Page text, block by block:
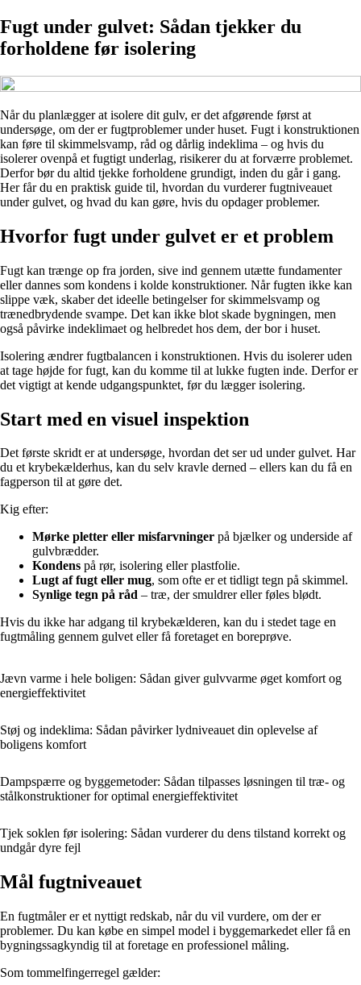
Fugt under gulvet: Sådan tjekker du
forholdene før isolering
Når du planlægger at isolere dit gulv, er det afgørende først at
undersøge, om der er fugtproblemer under huset. Fugt i konstruktionen
kan føre til skimmelsvamp, råd og dårlig indeklima – og hvis du
isolerer ovenpå et fugtigt underlag, risikerer du at forværre problemet.
Derfor bør du altid tjekke forholdene grundigt, inden du går i gang.
Her får du en praktisk guide til, hvordan du vurderer fugtniveauet
under gulvet, og hvad du kan gøre, hvis du opdager problemer.
Hvorfor fugt under gulvet er et problem
Fugt kan trænge op fra jorden, sive ind gennem utætte fundamenter
eller dannes som kondens i kolde konstruktioner. Når fugten ikke kan
slippe væk, skaber det ideelle betingelser for skimmelsvamp og
trænedbrydende svampe. Det kan ikke blot skade bygningen, men
også påvirke indeklimaet og helbredet hos dem, der bor i huset.
Isolering ændrer fugtbalancen i konstruktionen. Hvis du isolerer uden
at tage højde for fugt, kan du komme til at lukke fugten inde. Derfor er
det vigtigt at kende udgangspunktet, før du lægger isolering.
Start med en visuel inspektion
Det første skridt er at undersøge, hvordan det ser ud under gulvet. Har
du et krybekælderhus, kan du selv kravle derned – ellers kan du få en
fagperson til at gøre det.
Kig efter:
Mørke pletter eller misfarvninger på bjælker og underside af
gulvbrædder.
Kondens på rør, isolering eller plastfolie.
Lugt af fugt eller mug, som ofte er et tidligt tegn på skimmel.
Synlige tegn på råd – træ, der smuldrer eller føles blødt.
Hvis du ikke har adgang til krybekælderen, kan du i stedet tage en
fugtmåling gennem gulvet eller få foretaget en boreprøve.
Jævn varme i hele boligen: Sådan giver gulvvarme øget komfort og
energieffektivitet
Støj og indeklima: Sådan påvirker lydniveauet din oplevelse af
boligens komfort
Dampspærre og byggemetoder: Sådan tilpasses løsningen til træ- og
stålkonstruktioner for optimal energieffektivitet
Tjek soklen før isolering: Sådan vurderer du dens tilstand korrekt og
undgår dyre fejl
Mål fugtniveauet
En fugtmåler er et nyttigt redskab, når du vil vurdere, om der er
problemer. Du kan købe en simpel model i byggemarkedet eller få en
bygningssagkyndig til at foretage en professionel måling.
Som tommelfingerregel gælder: